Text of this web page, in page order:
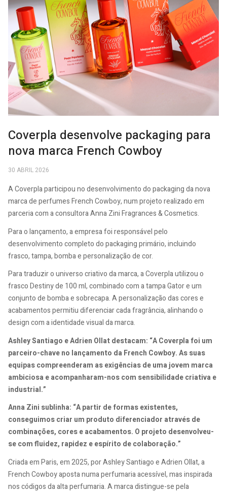
Coverpla desenvolve packaging para
nova marca French Cowboy
30 ABRIL 2026
A Coverpla participou no desenvolvimento do packaging da nova
marca de perfumes French Cowboy, num projeto realizado em
parceria com a consultora Anna Zini Fragrances & Cosmetics.
Para o lançamento, a empresa foi responsável pelo
desenvolvimento completo do packaging primário, incluindo
frasco, tampa, bomba e personalização de cor.
Para traduzir o universo criativo da marca, a Coverpla utilizou o
frasco Destiny de 100 ml, combinado com a tampa Gator e um
conjunto de bomba e sobrecapa. A personalização das cores e
acabamentos permitiu diferenciar cada fragrância, alinhando o
design com a identidade visual da marca.
Ashley Santiago e Adrien Ollat destacam: “A Coverpla foi um
parceiro-chave no lançamento da French Cowboy. As suas
equipas compreenderam as exigências de uma jovem marca
ambiciosa e acompanharam-nos com sensibilidade criativa e
industrial.”
Anna Zini sublinha: “A partir de formas existentes,
conseguimos criar um produto diferenciador através de
combinações, cores e acabamentos. O projeto desenvolveu-
se com fluidez, rapidez e espírito de colaboração.”
Criada em Paris, em 2025, por Ashley Santiago e Adrien Ollat, a
French Cowboy aposta numa perfumaria acessível, mas inspirada
nos códigos da alta perfumaria. A marca distingue-se pela